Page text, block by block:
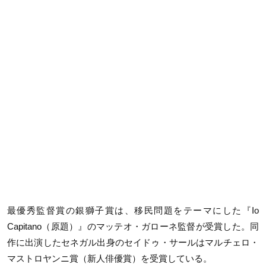
最優秀監督賞の銀獅子賞は、移民問題をテーマにした『Io
Capitano（原題）』のマッテオ・ガローネ監督が受賞した。同
作に出演したセネガル出身のセイドゥ・サールはマルチェロ・
マストロヤンニ賞（新人俳優賞）を受賞している。